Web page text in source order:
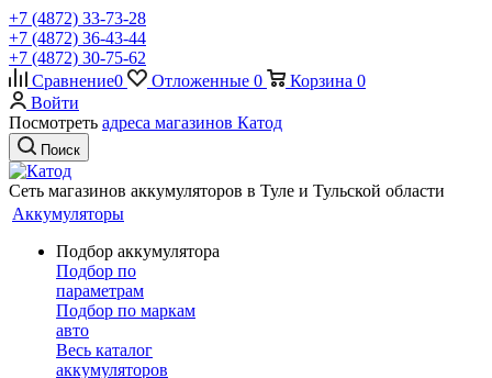
+7 (4872) 33-73-28
+7 (4872) 36-43-44
+7 (4872) 30-75-62
Сравнение0 Отложенные 0 Корзина 0
Войти
Посмотреть адреса магазинов Катод
Поиск
Сеть магазинов аккумуляторов в Туле и Тульской области
Аккумуляторы
Подбор аккумулятора
Подбор по
параметрам
Подбор по маркам
авто
Весь каталог
аккумуляторов